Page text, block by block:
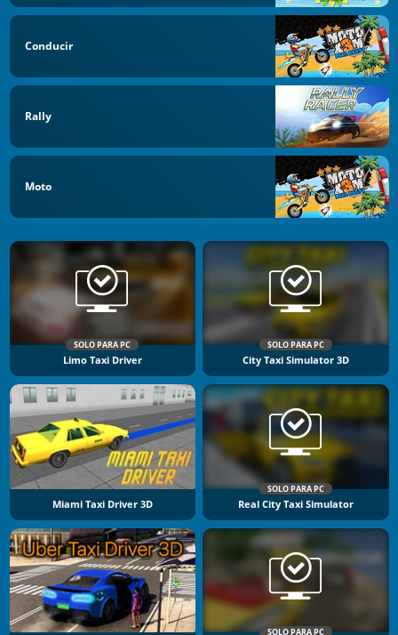
Conducir
Rally
Moto
SOLO PARA PC
Limo Taxi Driver
SOLO PARA PC
City Taxi Simulator 3D
Miami Taxi Driver 3D
SOLO PARA PC
Real City Taxi Simulator
SOLO PARA PC